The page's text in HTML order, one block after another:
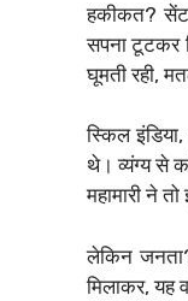
हकीकत?
सपना टूटकर
घूमती रही,
स्किल
थे। व्यंग्य से
महामारी ने
लेकिन
मिलाकर, यह